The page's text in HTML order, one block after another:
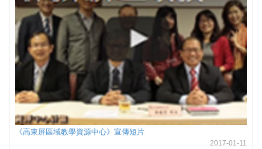
《高東屏區域教學資源中心》宣傳短片
2017-01-11